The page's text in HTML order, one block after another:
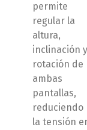
permite
regular la
altura,
inclinación y
rotación de
ambas
pantallas,
reduciendo
la tensión